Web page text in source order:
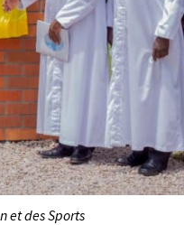
et des Sports